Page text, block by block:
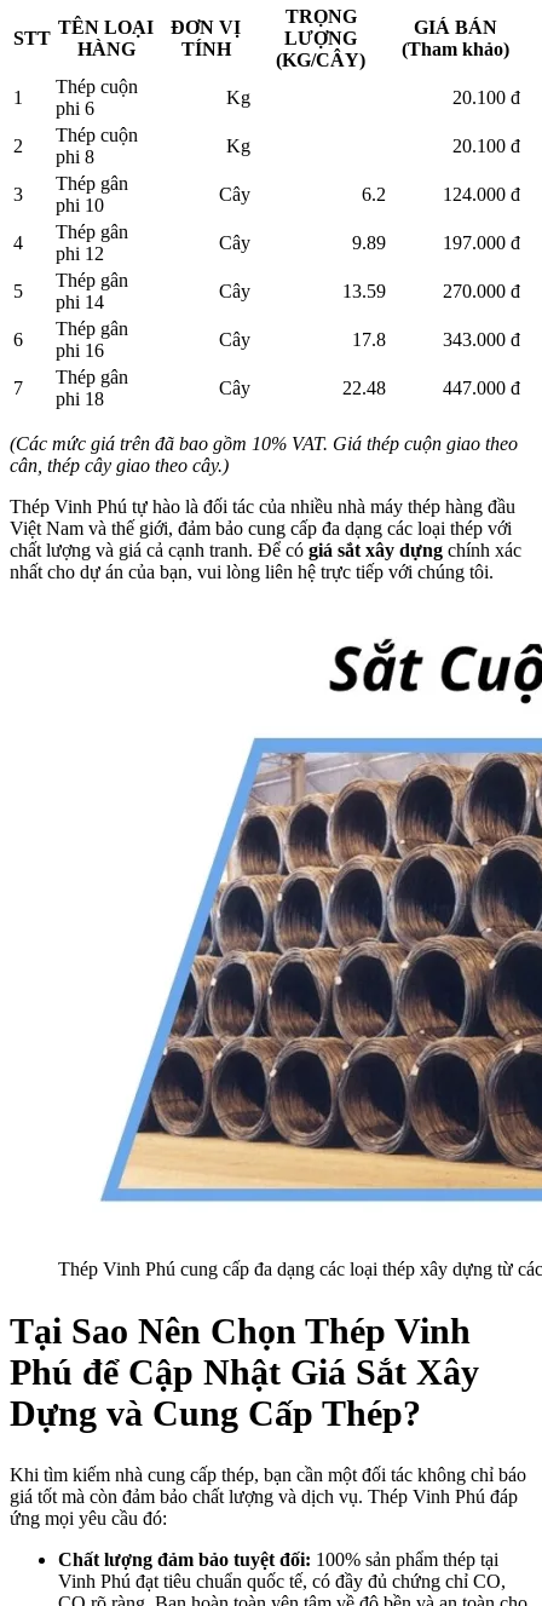
STT
TÊN LOẠI
HÀNG
ĐƠN VỊ
TÍNH
TRỌNG
LƯỢNG
(KG/CÂY)
GIÁ BÁN
(Tham khảo)
1
Thép cuộn
phi 6
Kg 20.100 đ
2
Thép cuộn
phi 8
Kg 20.100 đ
3
Thép gân
phi 10
Cây 6.2 124.000 đ
4
Thép gân
phi 12
Cây 9.89 197.000 đ
5
Thép gân
phi 14
Cây 13.59 270.000 đ
6
Thép gân
phi 16
Cây 17.8 343.000 đ
7
Thép gân
phi 18
Cây 22.48 447.000 đ
(Các mức giá trên đã bao gồm 10% VAT. Giá thép cuộn giao theo
cân, thép cây giao theo cây.)
Thép Vinh Phú tự hào là đối tác của nhiều nhà máy thép hàng đầu
Việt Nam và thế giới, đảm bảo cung cấp đa dạng các loại thép với
chất lượng và giá cả cạnh tranh. Để có giá sắt xây dựng chính xác
nhất cho dự án của bạn, vui lòng liên hệ trực tiếp với chúng tôi.
Thép Vinh Phú cung cấp đa dạng các loại thép xây dựng từ
Tại Sao Nên Chọn Thép Vinh
Phú để Cập Nhật Giá Sắt Xây
Dựng và Cung Cấp Thép?
Khi tìm kiếm nhà cung cấp thép, bạn cần một đối tác không chỉ báo
giá tốt mà còn đảm bảo chất lượng và dịch vụ. Thép Vinh Phú đáp
ứng mọi yêu cầu đó:
Chất lượng đảm bảo tuyệt đối: 100% sản phẩm thép tại
Vinh Phú đạt tiêu chuẩn quốc tế, có đầy đủ chứng chỉ CO,